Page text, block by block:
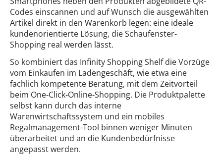
Codes einscannen und auf Wunsch die ausgewählten
Artikel direkt in den Warenkorb legen: eine ideale
kundenorientierte Lösung, die Schaufenster-
Shopping real werden lässt.
So kombiniert das Infinity Shopping Shelf die Vorzüge
vom Einkaufen im Ladengeschäft, wie etwa eine
fachlich kompetente Beratung, mit dem Zeitvorteil
beim One-Click-Online-Shopping. Die Produktpalette
selbst kann durch das interne
Warenwirtschaftssystem und ein mobiles
Regalmanagement-Tool binnen weniger Minuten
überarbeitet und an die Kundenbedürfnisse
angepasst werden.